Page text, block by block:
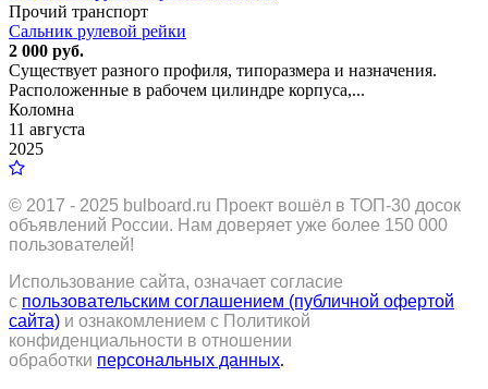
Прочий транспорт
Сальник рулевой рейки
2 000 руб.
Существует разного профиля, типоразмера и назначения.
Расположенные в рабочем цилиндре корпуса,...
Коломна
11 августа
2025
© 2017 - 2025 bulboard.ru Проект вошёл в ТОП-30 досок
объявлений России. Нам доверяет уже более 150 000
пользователей!
Использование сайта, означает согласие
с пользовательским соглашением (публичной офертой
сайта) и ознакомлением с Политикой
конфиденциальности в отношении
обработки персональных данных.